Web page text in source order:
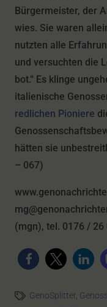
Bürgermeister, der
wies. Sie waren
nutzten alle
und versuchten die
bot.“ Es klinge
italienische
redlichen Pioniere
hätten sie
– 067)
(mgn), tel. 0176 / 26
GenoSplitter,